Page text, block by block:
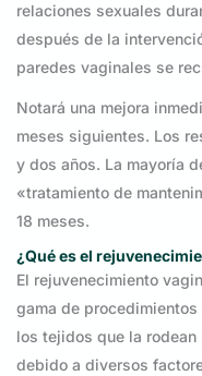
relaciones sexuales
después de la
paredes vaginales se
Notará una mejora
meses siguientes. Los
y dos años. La mayoría
«tratamiento de
18 meses.
¿Qué es el
El rejuvenecimiento
gama de
los tejidos que la
debido a diversos